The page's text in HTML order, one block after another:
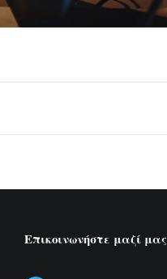
Επικοινωνήστε μαζί μας